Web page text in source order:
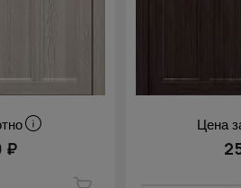
₽
Цена